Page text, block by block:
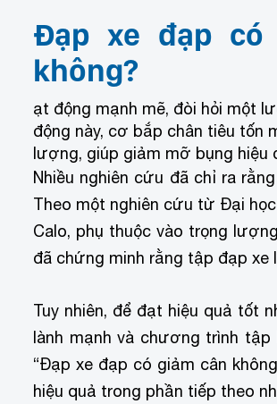
Đạp xe đạp có
không?
ạt động mạnh mẽ, đòi hỏi một
động này, cơ bắp chân tiêu tốn
lượng, giúp giảm mỡ bụng hiệu
Nhiều nghiên cứu đã chỉ ra
Theo một nghiên cứu từ Đại
Calo, phụ thuộc vào trọng
đã chứng minh rằng tập đạp
Tuy nhiên, để đạt hiệu quả tốt
lành mạnh và chương trình
“Đạp xe đạp có giảm cân
hiệu quả trong phần tiếp theo